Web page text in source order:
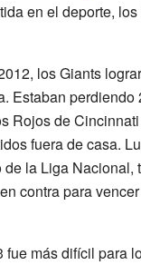
en el deporte,
los Giants
Estaban perdiendo
Rojos de
fuera de casa.
la Liga Nacional,
contra para
fue más difícil para